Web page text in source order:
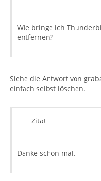
Wie bringe ich
entfernen?
Siehe die Antwort von
einfach selbst löschen.
Zitat
Danke schon mal.